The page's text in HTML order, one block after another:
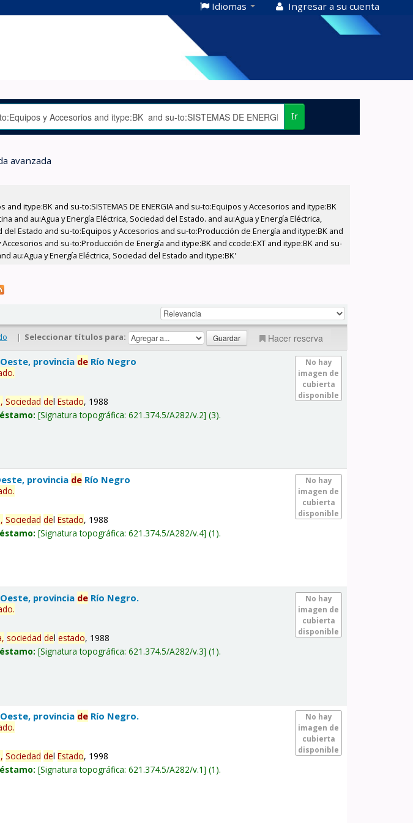
Idiomas Ingresar a su cuenta
Ir
avanzada
itype:BK and su-to:SISTEMAS DE ENERGIA and su-to:Equipos y Accesorios and itype:BK
au:Agua y Energía Eléctrica, Sociedad del Estado. and au:Agua y Energía Eléctrica,
Estado and su-to:Equipos y Accesorios and su-to:Producción de Energía and itype:BK and
and su-to:Producción de Energía and itype:BK and ccode:EXT and itype:BK and su-
au:Agua y Energía Eléctrica, Sociedad del Estado and itype:BK'
| Seleccionar títulos para: Hacer reserva
No hay
imagen de
cubierta
disponible
provincia de Río Negro
.
Sociedad delEstado, 1988
Signatura topográfica:621.374.5/A282/v.2 (3).
No hay
imagen de
cubierta
disponible
provincia de Río Negro
.
Sociedad delEstado, 1988
Signatura topográfica:621.374.5/A282/v.4 (1).
No hay
imagen de
cubierta
disponible
provincia de Río Negro.
.
sociedad delestado, 1988
Signatura topográfica:621.374.5/A282/v.3 (1).
No hay
imagen de
cubierta
disponible
provincia de Río Negro.
.
Sociedad delEstado, 1998
Signatura topográfica:621.374.5/A282/v.1 (1).